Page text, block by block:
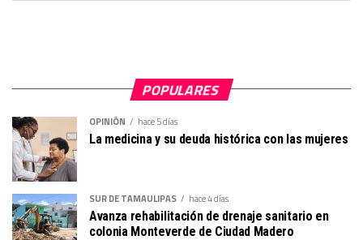
POPULARES
OPINIÓN hace 5 días
La medicina y su deuda histórica con las mujeres
SUR DE TAMAULIPAS hace 4 días
Avanza rehabilitación de drenaje sanitario en
colonia Monteverde de Ciudad Madero